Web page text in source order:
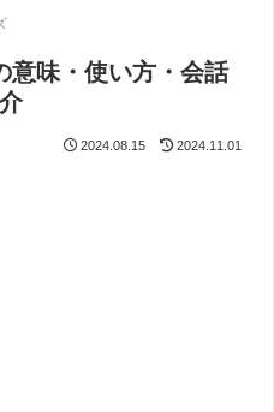
意味・使い方・会話
2024.08.15 2024.11.01